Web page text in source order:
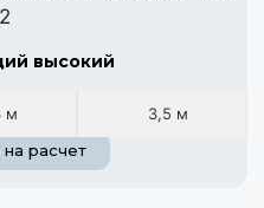
высокий
м
3,5 м
расчет